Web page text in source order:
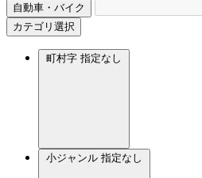
自動車・バイク
カテゴリ選択
町村字 指定なし
小ジャンル 指定なし